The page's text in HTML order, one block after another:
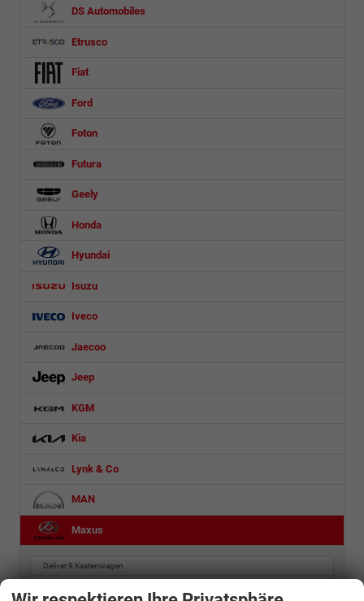
DS Automobiles
Etrusco
Fiat
Ford
Foton
Futura
Geely
Honda
Hyundai
Isuzu
Iveco
Jaecoo
Jeep
KGM
Kia
Lynk & Co
MAN
Maxus
Deliver 9 Kastenwagen